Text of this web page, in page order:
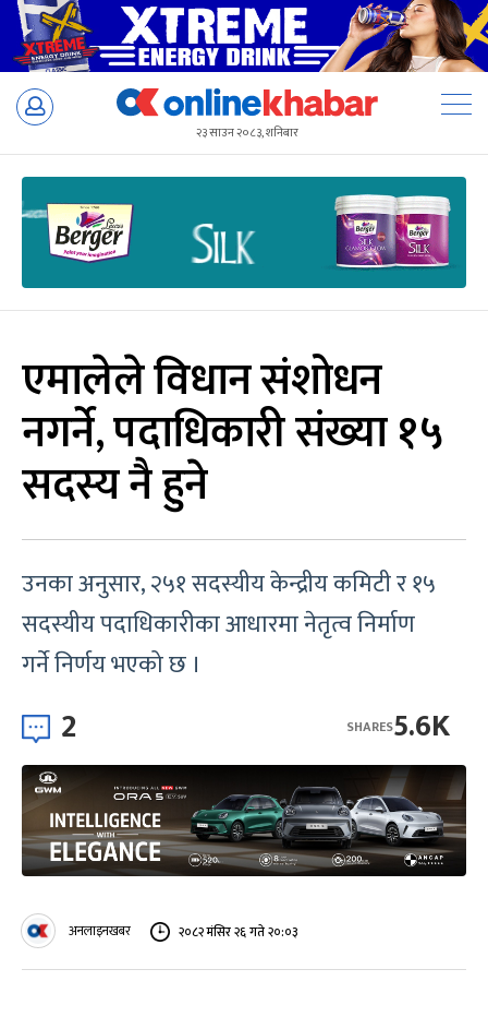
Skip
२३ साउन २०८३, शनिबार
एमालेले विधान संशोधन
नगर्ने, पदाधिकारी संख्या १५
सदस्य नै हुने
उनका अनुसार, २५१ सदस्यीय केन्द्रीय कमिटी र १५
सदस्यीय पदाधिकारीका आधारमा नेतृत्व निर्माण
गर्ने निर्णय भएको छ ।
2 5.6K
SHARES
अनलाइनखबर २०८२ मंसिर २६ गते २०:०३